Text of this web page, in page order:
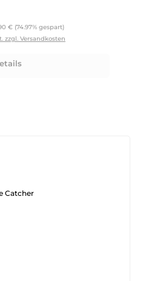
Preis:
€ (74.97% gespart)
zzgl. Versandkosten